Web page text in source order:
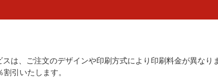
スは、ご注文のデザインや印刷方式により印刷料金が異なり
引いたします。